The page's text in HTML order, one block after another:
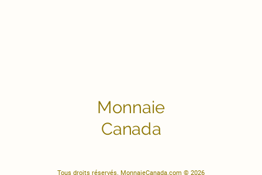
Monnaie
Canada
Tous droits réservés. MonnaieCanada.com © 2026